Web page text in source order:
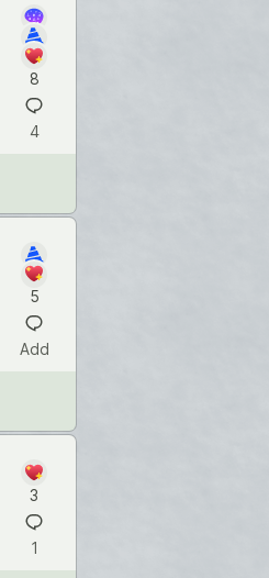
8
4
5
Add
3
1